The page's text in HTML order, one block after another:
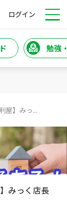
ログイン
勉強
屋】みっ...
みっく店長